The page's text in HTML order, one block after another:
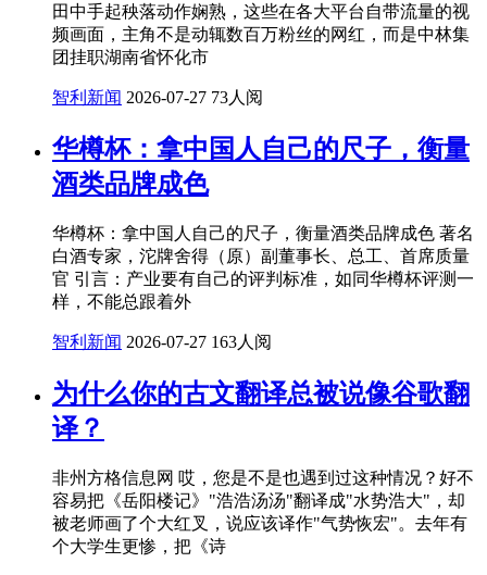
田中手起秧落动作娴熟，这些在各大平台自带流量的视
频画面，主角不是动辄数百万粉丝的网红，而是中林集
团挂职湖南省怀化市
智利新闻 2026-07-27 73人阅
华樽杯：拿中国人自己的尺子，衡量
酒类品牌成色
华樽杯：拿中国人自己的尺子，衡量酒类品牌成色 著名
白酒专家，沱牌舍得（原）副董事长、总工、首席质量
官 引言：产业要有自己的评判标准，如同华樽杯评测一
样，不能总跟着外
智利新闻 2026-07-27 163人阅
为什么你的古文翻译总被说像谷歌翻
译？
非州方格信息网 哎，您是不是也遇到过这种情况？好不
容易把《岳阳楼记》"浩浩汤汤"翻译成"水势浩大"，却
被老师画了个大红叉，说应该译作"气势恢宏"。去年有
个大学生更惨，把《诗